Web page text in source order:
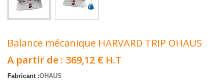
Balance mécanique HARVARD TRIP OHAUS
A partir de : 369,12 € H.T
Fabricant :OHAUS